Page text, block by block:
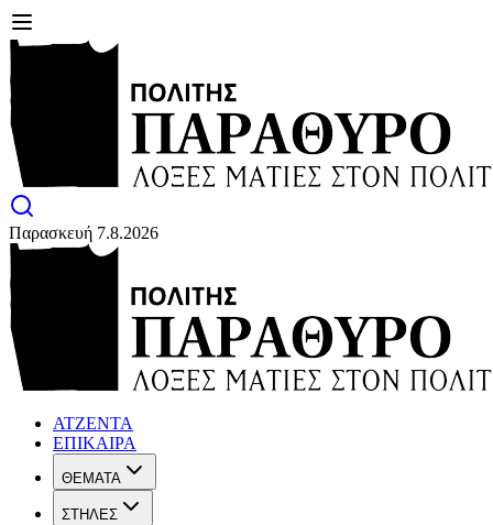
Παρασκευή 7.8.2026
ΑΤΖΕΝΤΑ
ΕΠΙΚΑΙΡΑ
ΘΕΜΑΤΑ
ΣΤΗΛΕΣ